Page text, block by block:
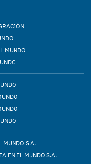
MUNDO
MUNDO S.A.
EN EL MUNDO S.A.